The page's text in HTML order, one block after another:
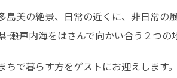
島美の絶景、日常の近くに、非日常の
―― 瀬戸内海をはさんで向かい合う２つ
ちで暮らす方をゲストにお迎えします